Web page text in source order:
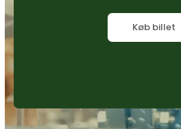
Køb billet